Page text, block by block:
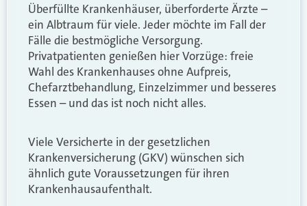
Überfüllte Krankenhäuser, überforderte Ärzte –
ein Albtraum für viele. Jeder möchte im Fall der
Fälle die bestmögliche Versorgung.
Privatpatienten genießen hier Vorzüge: freie
Wahl des Krankenhauses ohne Aufpreis,
Chefarztbehandlung, Einzelzimmer und besseres
Essen – und das ist noch nicht alles.
Viele Versicherte in der gesetzlichen
Krankenversicherung (GKV) wünschen sich
ähnlich gute Voraussetzungen für ihren
Krankenhausaufenthalt.